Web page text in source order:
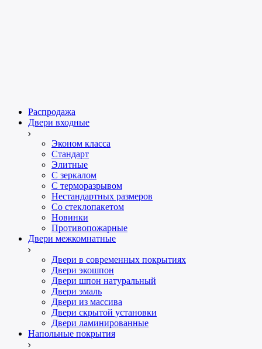
Распродажа
Двери входные
Эконом класса
Стандарт
Элитные
С зеркалом
С терморазрывом
Нестандартных размеров
Со стеклопакетом
Новинки
Противопожарные
Двери межкомнатные
Двери в современных покрытиях
Двери экошпон
Двери шпон натуральный
Двери эмаль
Двери из массива
Двери скрытой установки
Двери ламинированные
Напольные покрытия